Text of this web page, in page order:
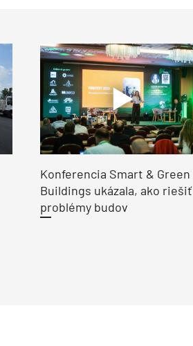
Konferencia Smart & Green
Buildings ukázala, ako riešiť
problémy budov